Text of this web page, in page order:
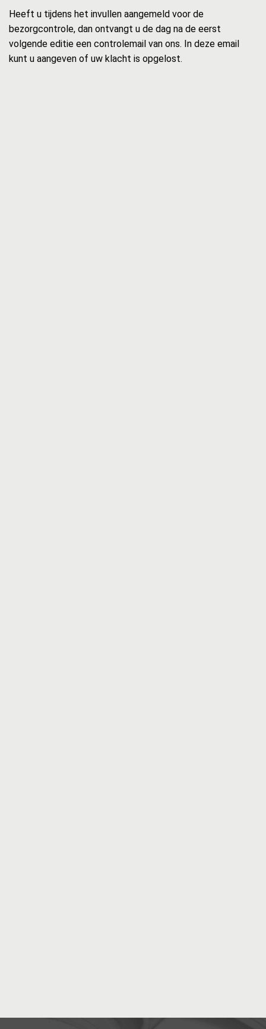
Heeft u tijdens het invullen aangemeld voor de
bezorgcontrole, dan ontvangt u de dag na de eerst
volgende editie een controlemail van ons. In deze email
kunt u aangeven of uw klacht is opgelost.